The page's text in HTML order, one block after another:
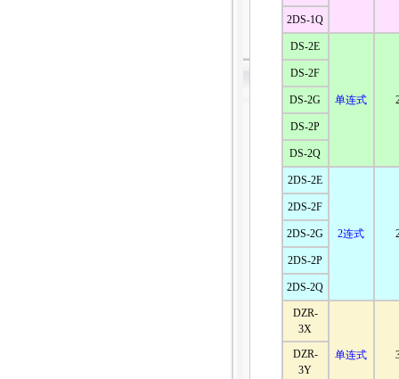
2DS-1Q
DS-2E
单连式
DS-2F
DS-2G
DS-2P
DS-2Q
2DS-2E
2连式
2DS-2F
2DS-2G
2DS-2P
2DS-2Q
DZR-
3X
单连式
DZR-
3Y